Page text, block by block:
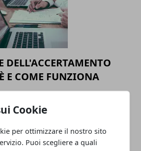
Cookie
per ottimizzare il nostro sito
Puoi scegliere a quali
DELL'ACCERTAMENTO
E COME FUNZIONA